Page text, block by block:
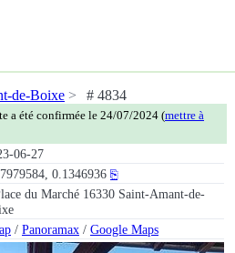
de-Boixe # 4834
a été confirmée le 24/07/2024 (mettre à
06-27
0.1346936 ⎘
du Marché 16330 Saint-Amant-de-
/ Panoramax / Google Maps